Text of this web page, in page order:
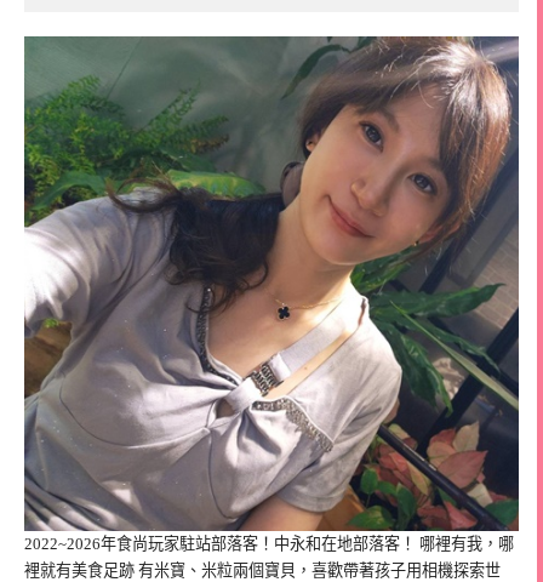
2022~2026年食尚玩家駐站部落客！中永和在地部落客！ 哪裡有我，哪
裡就有美食足跡 有米寶、米粒兩個寶貝，喜歡帶著孩子用相機探索世